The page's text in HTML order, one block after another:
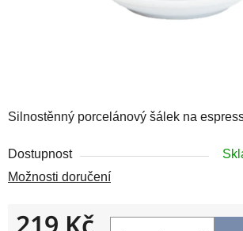
Silnostěnný porcelánový šálek na
Dostupnost
Možnosti doručení
219 Kč